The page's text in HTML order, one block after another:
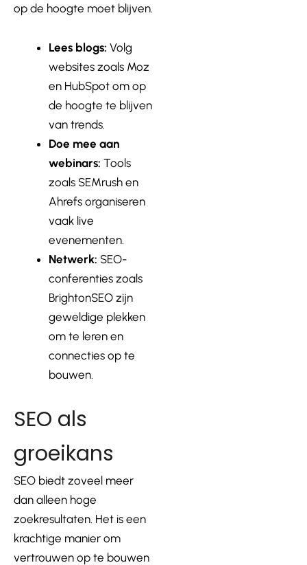
op de hoogte moet blijven.
Lees blogs: Volg
websites zoals Moz
en HubSpot om op
de hoogte te blijven
van trends.
Doe mee aan
webinars: Tools
zoals SEMrush en
Ahrefs organiseren
vaak live
evenementen.
Netwerk: SEO-
conferenties zoals
BrightonSEO zijn
geweldige plekken
om te leren en
connecties op te
bouwen.
SEO als
groeikans
SEO biedt zoveel meer
dan alleen hoge
zoekresultaten. Het is een
krachtige manier om
vertrouwen op te bouwen